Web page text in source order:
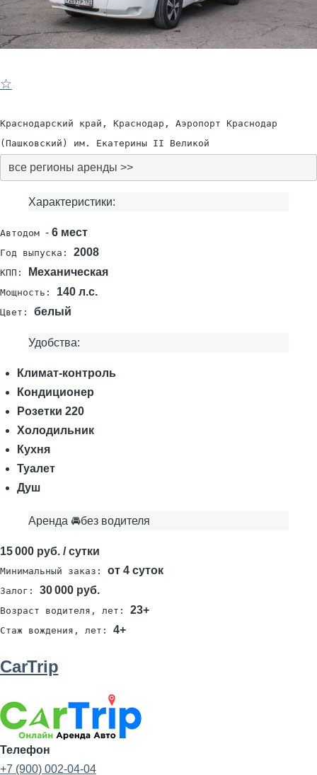
☆
Краснодарский край, Краснодар, Аэропорт Краснодар
(Пашковский) им. Екатерины II Великой
все регионы аренды >>
Характеристики:
Автодом - 6 мест
Год выпуска: 2008
КПП: Механическая
Мощность: 140 л.с.
Цвет: белый
Удобства:
Климат-контроль
Кондиционер
Розетки 220
Холодильник
Кухня
Туалет
Душ
Аренда 🚘без водителя
15 000 руб. / сутки
Минимальный заказ: от 4 суток
Залог: 30 000 руб.
Возраст водителя, лет: 23+
Стаж вождения, лет: 4+
CarTrip
Телефон
+7 (900) 002-04-04